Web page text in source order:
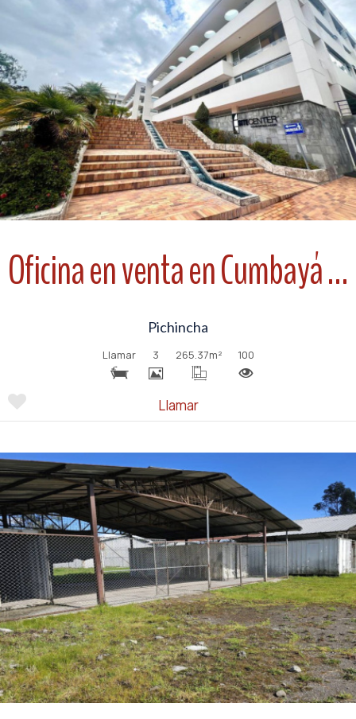
Ver
Oficina en venta en Cumbayá edificio Site Center Piso 1
Pichincha
Llamar 3 265.37m² 100
Llamar
Ver